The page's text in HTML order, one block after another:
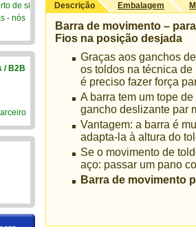
Descrição
Embalagem
Barra de movimento –
Fios na posição desjada
Graças aos ganchos
os toldos na técnica
é preciso fazer força
A barra tem um tope
gancho deslizante par
Vantagem: a barra é
adapta-la à altura do
Se o movimento de
aço: passar um pano
Barra de movimento
de si
- nós
/ B2B